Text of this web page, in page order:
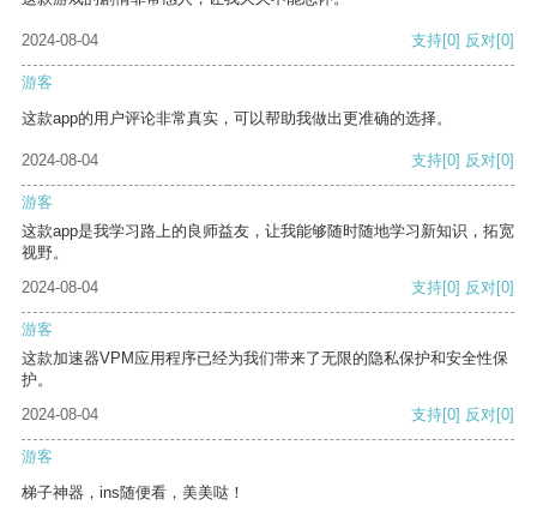
2024-08-04 支持[0] 反对[0]
游客
这款app的用户评论非常真实，可以帮助我做出更准确的选择。
2024-08-04 支持[0] 反对[0]
游客
这款app是我学习路上的良师益友，让我能够随时随地学习新知识，拓宽
视野。
2024-08-04
支持[0] 反对[0]
游客
这款加速器VPM应用程序已经为我们带来了无限的隐私保护和安全性保
护。
2024-08-04
支持[0] 反对[0]
游客
梯子神器，ins随便看，美美哒！